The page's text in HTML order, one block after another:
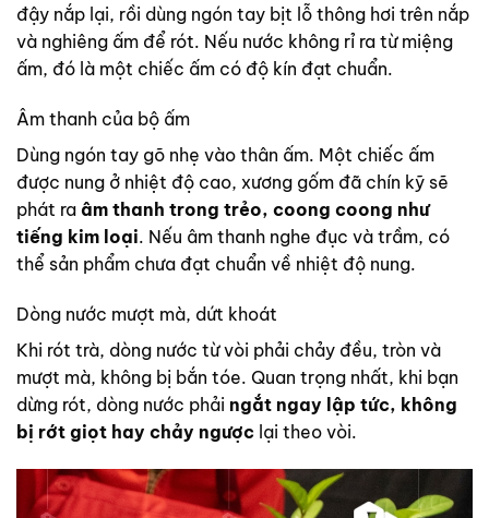
đậy nắp lại, rồi dùng ngón tay bịt lỗ thông hơi trên nắp
và nghiêng ấm để rót. Nếu nước không rỉ ra từ miệng
ấm, đó là một chiếc ấm có độ kín đạt chuẩn.
Âm thanh của bộ ấm
Dùng ngón tay gõ nhẹ vào thân ấm. Một chiếc ấm
được nung ở nhiệt độ cao, xương gốm đã chín kỹ sẽ
phát ra âm thanh trong trẻo, coong coong như
tiếng kim loại. Nếu âm thanh nghe đục và trầm, có
thể sản phẩm chưa đạt chuẩn về nhiệt độ nung.
Dòng nước mượt mà, dứt khoát
Khi rót trà, dòng nước từ vòi phải chảy đều, tròn và
mượt mà, không bị bắn tóe. Quan trọng nhất, khi bạn
dừng rót, dòng nước phải ngắt ngay lập tức, không
bị rớt giọt hay chảy ngược lại theo vòi.